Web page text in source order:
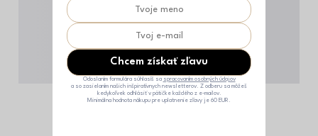
Chcem získať zľavu
Odoslaním formulára súhlasíš sa spracovaním osobných údajov
a so zasielaním našich inšpiratívnych newsletterov. Z odberu sa môžeš
kedykoľvek odhlásiť v pätičke každého z e-mailov.
Minimálna hodnota nákupu pre uplatnenie zľavy je 60 EUR.